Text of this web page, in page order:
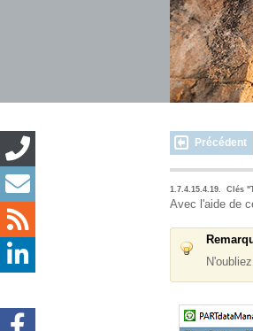
Précédent
1.7.4.15.4.19. Clés
Avec l'aide de